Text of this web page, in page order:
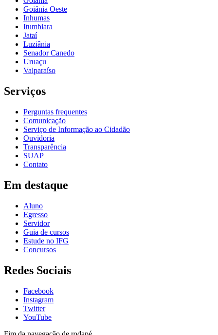
Goiânia Oeste
Inhumas
Itumbiara
Jataí
Luziânia
Senador Canedo
Uruaçu
Valparaíso
Serviços
Perguntas frequentes
Comunicação
Serviço de Informação ao Cidadão
Ouvidoria
Transparência
SUAP
Contato
Em destaque
Aluno
Egresso
Servidor
Guia de cursos
Estude no IFG
Concursos
Redes Sociais
Facebook
Instagram
Twitter
YouTube